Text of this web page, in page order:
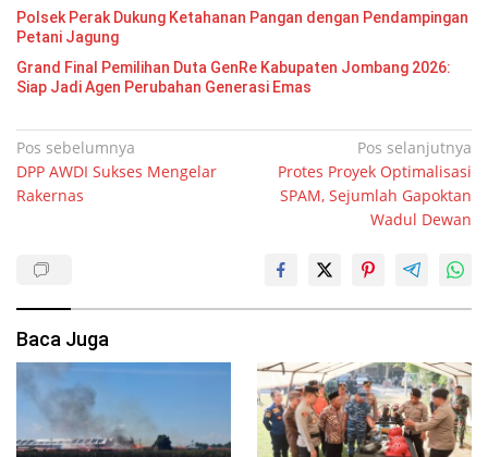
Polsek Perak Dukung Ketahanan Pangan dengan Pendampingan
Petani Jagung
Grand Final Pemilihan Duta GenRe Kabupaten Jombang 2026:
Siap Jadi Agen Perubahan Generasi Emas
Navigasi
pos
Pos sebelumnya
DPP AWDI Sukses Mengelar
Rakernas
Pos selanjutnya
Protes Proyek Optimalisasi
SPAM, Sejumlah Gapoktan
Wadul Dewan
Baca Juga